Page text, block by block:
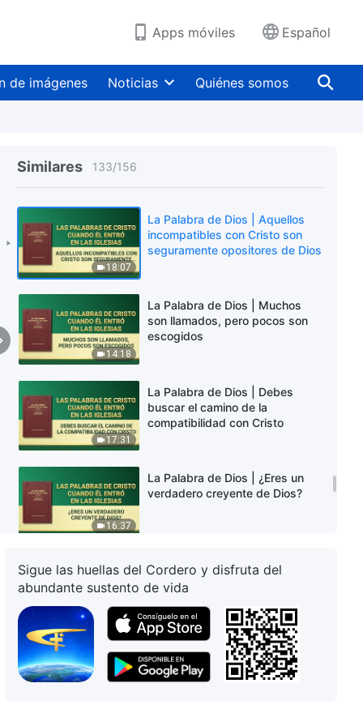
Apps móviles Español
de imágenes Noticias Quiénes somos
Similares 133/156
hombre entrarán juntos en el
reposo (Parte 2)
18:07
La Palabra de Dios | Aquellos
incompatibles con Cristo son
seguramente opositores de Dios
14:18
La Palabra de Dios | Muchos
son llamados, pero pocos son
escogidos
17:31
La Palabra de Dios | Debes
buscar el camino de la
compatibilidad con Cristo
16:37
La Palabra de Dios | ¿Eres un
verdadero creyente de Dios?
19:09
La Palabra de Dios | Cristo hace
la obra del juicio con la verdad
La Palabra de Dios | ¿Sabías
que Dios ha hecho algo grande
entre los hombres?
Sigue las huellas del Cordero y disfruta del
abundante sustento de vida